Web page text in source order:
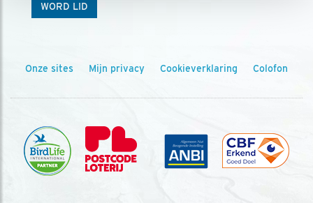
WORD LID
Onze sites Mijn privacy Cookieverklaring Colofon